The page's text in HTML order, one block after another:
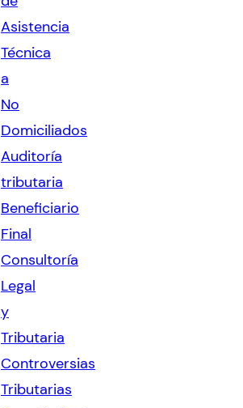
Asistencia
Técnica
a
No
Domiciliados
Auditoría
tributaria
Beneficiario
Final
Consultoría
Legal
y
Tributaria
Controversias
Tributarias